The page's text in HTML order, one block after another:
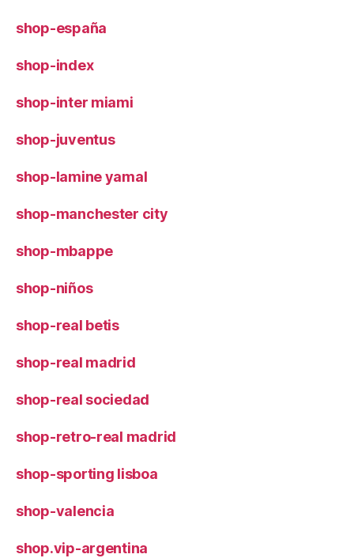
shop-españa
shop-index
shop-inter miami
shop-juventus
shop-lamine yamal
shop-manchester city
shop-mbappe
shop-niños
shop-real betis
shop-real madrid
shop-real sociedad
shop-retro-real madrid
shop-sporting lisboa
shop-valencia
shop.vip-argentina